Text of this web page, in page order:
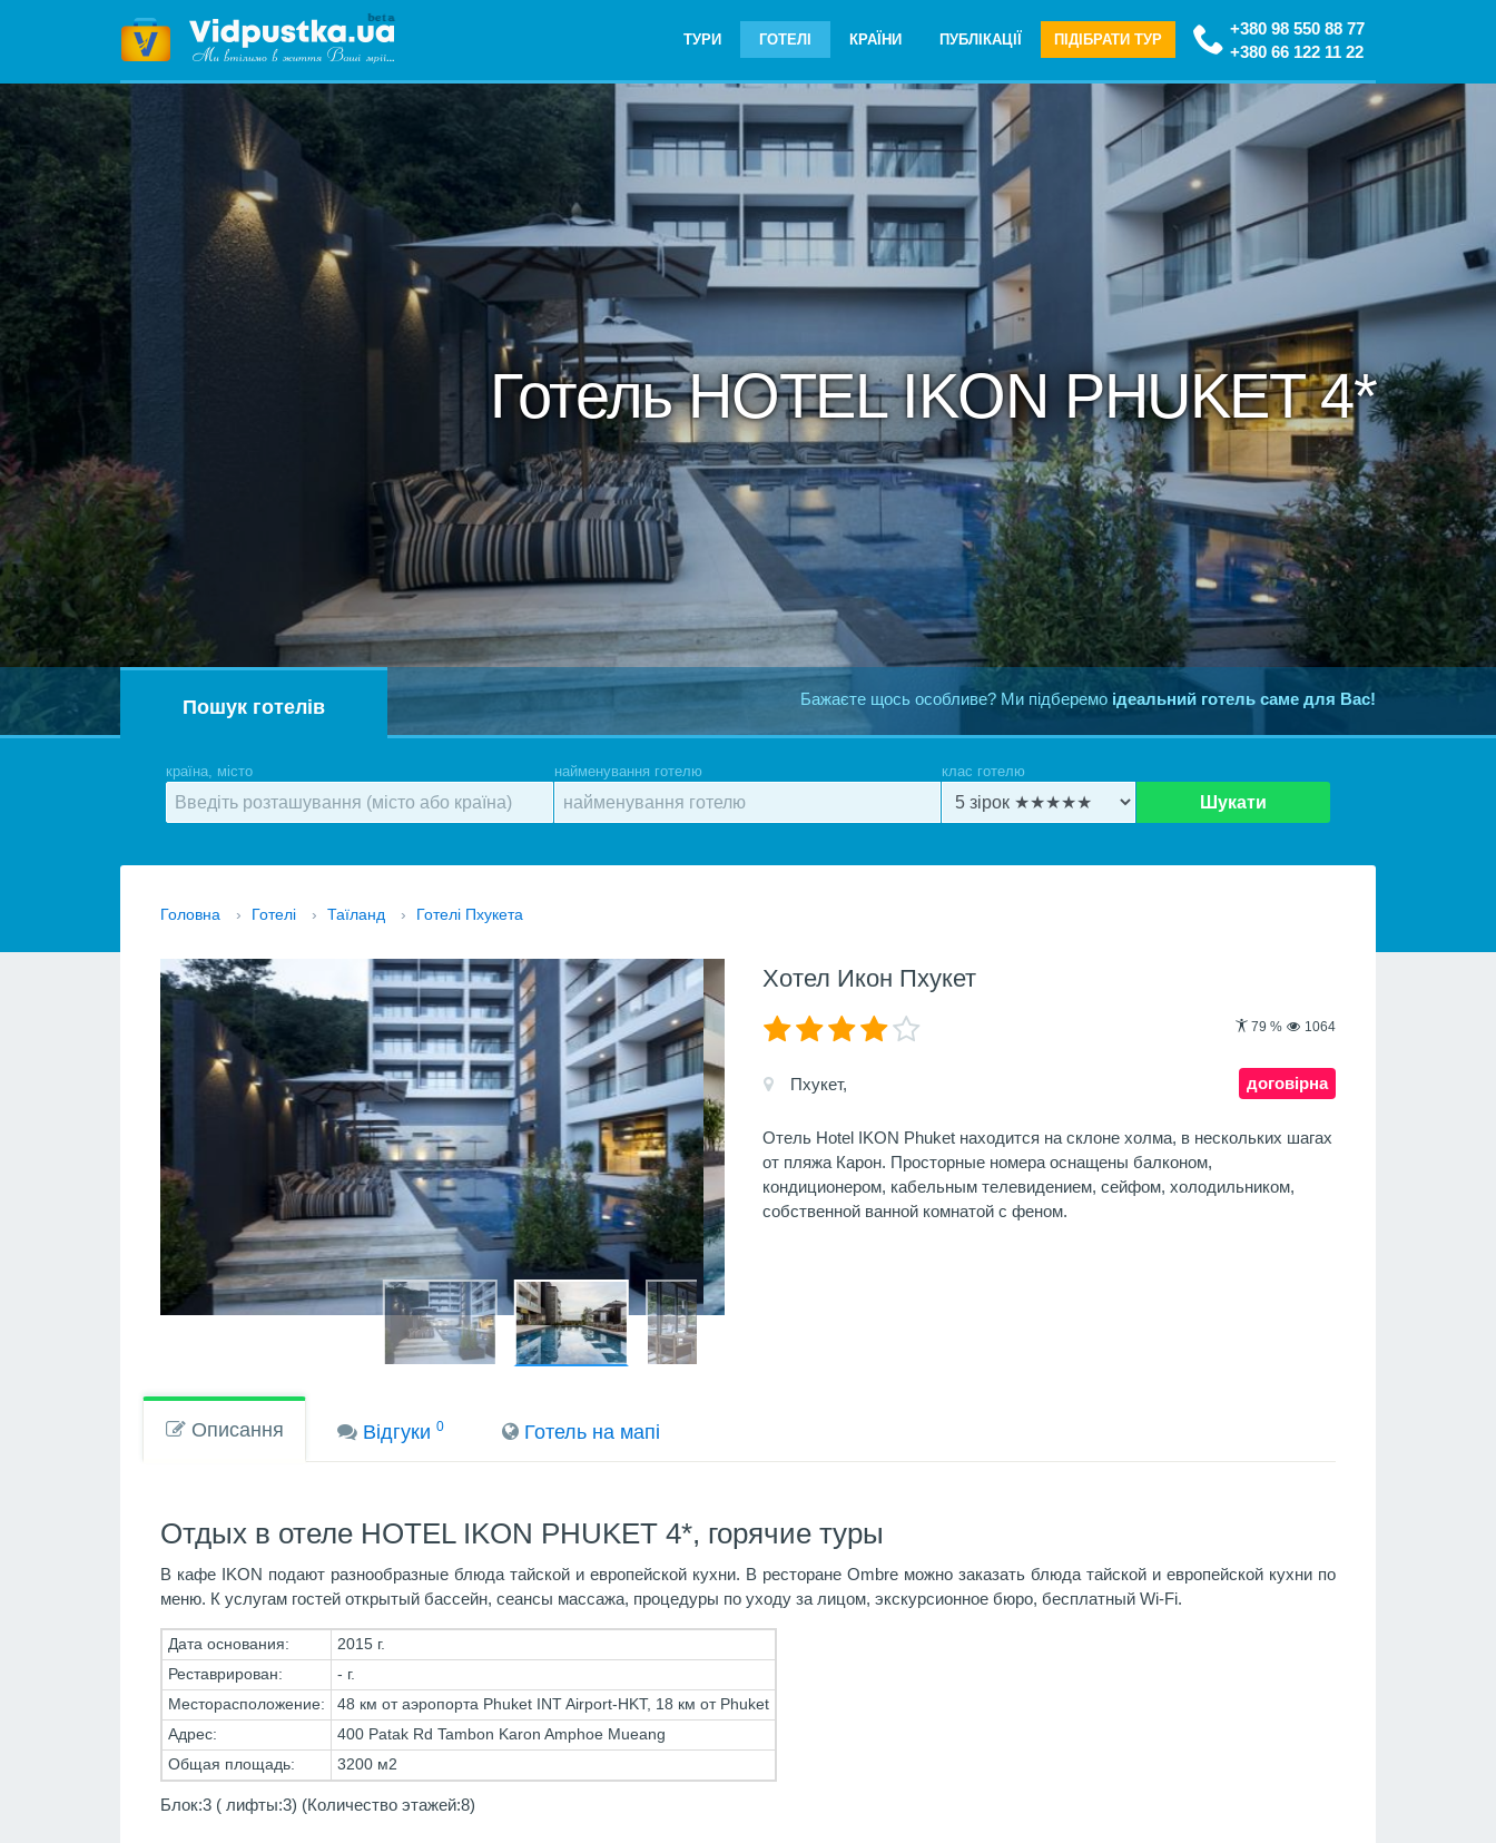
+380 98 550 88 77
+380 66 122 11 22
ТУРИ ГОТЕЛІ КРАЇНИ ПУБЛІКАЦІЇ ПІДІБРАТИ ТУР
Готель HOTEL IKON PHUKET 4*
Бажаєте щось особливе? Ми підберемо ідеальний готель саме для Вас!
Пошук готелів
країна, місто найменування готелю клас готелю
Шукати
Головна › Готелі › Таїланд › Готелі Пхукета
Хотел Икон Пхукет
79 % 1064
договірна
Пхукет,
Отель Hotel IKON Phuket находится на склоне холма, в нескольких шагах
от пляжа Карон. Просторные номера оснащены балконом,
кондиционером, кабельным телевидением, сейфом, холодильником,
собственной ванной комнатой с феном.
Описання Вiдгуки0 Готель на мапi
Отдых в отеле HOTEL IKON PHUKET 4*, горячие туры
В кафе IKON подают разнообразные блюда тайской и европейской кухни. В ресторане Ombre можно заказать блюда тайской и европейской кухни по
меню. К услугам гостей открытый бассейн, сеансы массажа, процедуры по уходу за лицом, экскурсионное бюро, бесплатный Wi-Fi.
Дата основания:
2015 г.
Реставрирован:
- г.
Месторасположение:
48 км от аэропорта Phuket INT Airport-HKT, 18 км от Phuket
Адрес:
400 Patak Rd Tambon Karon Amphoe Mueang
Общая площадь:
3200 м2
Блок:3 ( лифты:3) (Количество этажей:8)